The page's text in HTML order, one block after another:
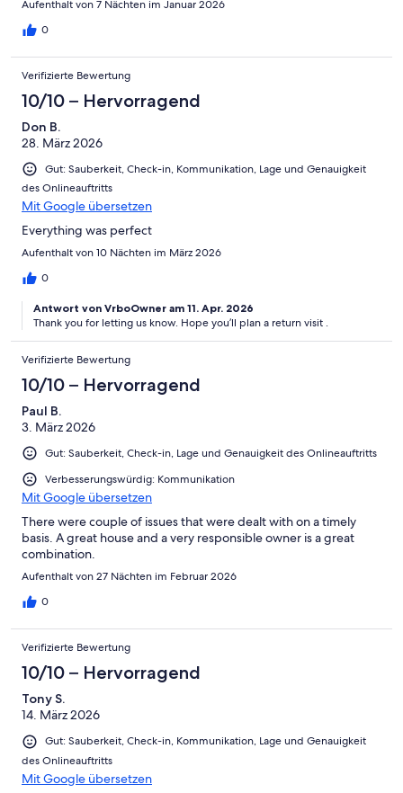
Aufenthalt von 7 Nächten im Januar 2026
0
Verifizierte Bewertung
10/10 – Hervorragend
Don B.
28. März 2026
Gut: Sauberkeit, Check-in, Kommunikation, Lage und Genauigkeit
des Onlineauftritts
Mit Google übersetzen
Everything was perfect
Aufenthalt von 10 Nächten im März 2026
0
Antwort von VrboOwner am 11. Apr. 2026
Thank you for letting us know. Hope you’ll plan a return visit .
Verifizierte Bewertung
10/10 – Hervorragend
Paul B.
3. März 2026
Gut: Sauberkeit, Check-in, Lage und Genauigkeit des Onlineauftritts
Verbesserungswürdig: Kommunikation
Mit Google übersetzen
There were couple of issues that were dealt with on a timely
basis. A great house and a very responsible owner is a great
combination.
Aufenthalt von 27 Nächten im Februar 2026
0
Verifizierte Bewertung
10/10 – Hervorragend
Tony S.
14. März 2026
Gut: Sauberkeit, Check-in, Kommunikation, Lage und Genauigkeit
des Onlineauftritts
Mit Google übersetzen